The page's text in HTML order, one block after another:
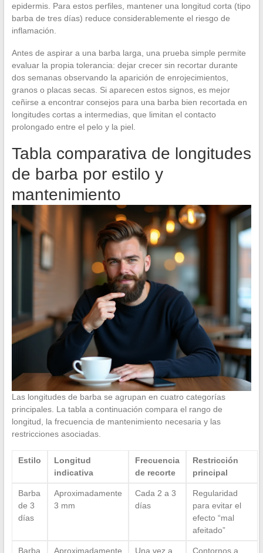
epidermis. Para estos perfiles, mantener una longitud corta (tipo
barba de tres días) reduce considerablemente el riesgo de
inflamación.
Antes de aspirar a una barba larga, una prueba simple permite
evaluar la propia tolerancia: dejar crecer sin recortar durante
dos semanas observando la aparición de enrojecimientos,
granos o placas secas. Si aparecen estos signos, es mejor
ceñirse a encontrar consejos para una barba bien recortada en
longitudes cortas a intermedias, que limitan el contacto
prolongado entre el pelo y la piel.
Tabla comparativa de longitudes
de barba por estilo y
mantenimiento
Las longitudes de barba se agrupan en cuatro categorías
principales. La tabla a continuación compara el rango de
longitud, la frecuencia de mantenimiento necesaria y las
restricciones asociadas.
Estilo
Longitud
indicativa
Frecuencia
de recorte
Restricción
principal
Barba
de 3
días
Aproximadamente
3 mm
Cada 2 a 3
días
Regularidad
para evitar el
efecto “mal
afeitado”
Barba Aproximadamente Una vez a Contornos a